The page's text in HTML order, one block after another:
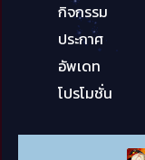
กิจกรรม
ประกาศ
อัพเดท
โปรโมชั่น